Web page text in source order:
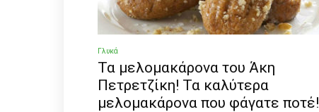
Γλυκά
Τα μελομακάρονα του Άκη
Πετρετζίκη! Τα καλύτερα
μελομακάρονα που φάγατε ποτέ!